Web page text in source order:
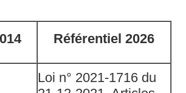
Référentiel 2026
Loi n° 2021-1716 du